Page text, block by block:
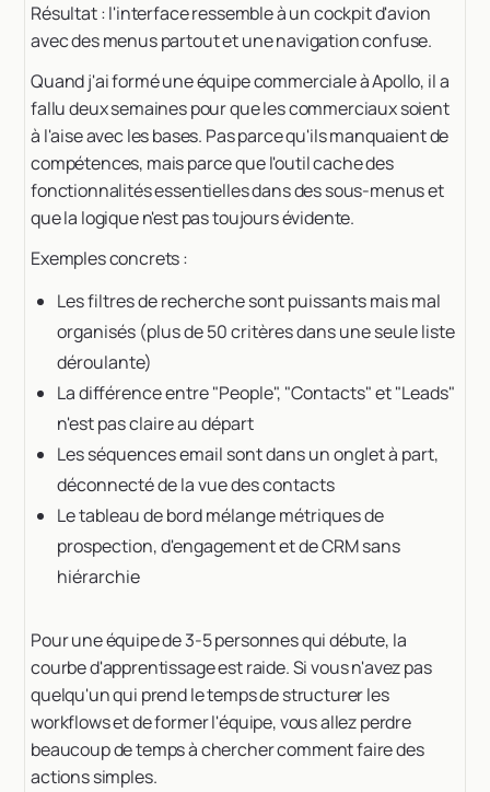
Résultat : l'interface ressemble à un cockpit d'avion
avec des menus partout et une navigation confuse.
Quand j'ai formé une équipe commerciale à Apollo, il a
fallu deux semaines pour que les commerciaux soient
à l'aise avec les bases. Pas parce qu'ils manquaient de
compétences, mais parce que l'outil cache des
fonctionnalités essentielles dans des sous-menus et
que la logique n'est pas toujours évidente.
Exemples concrets :
Les filtres de recherche sont puissants mais mal
organisés (plus de 50 critères dans une seule liste
déroulante)
La différence entre "People", "Contacts" et "Leads"
n'est pas claire au départ
Les séquences email sont dans un onglet à part,
déconnecté de la vue des contacts
Le tableau de bord mélange métriques de
prospection, d'engagement et de CRM sans
hiérarchie
Pour une équipe de 3-5 personnes qui débute, la
courbe d'apprentissage est raide. Si vous n'avez pas
quelqu'un qui prend le temps de structurer les
workflows et de former l'équipe, vous allez perdre
beaucoup de temps à chercher comment faire des
actions simples.